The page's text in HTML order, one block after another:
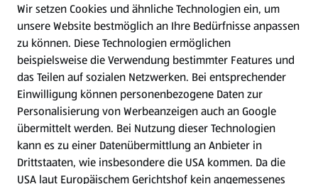
WhatsApp
Gewinnspiele
Mein HOFER. Meine Einkäufe.
Meine Meinung. Mein HOFER.
Gutscheingroßbestellung
Wir setzen Cookies und ähnliche Technologien ein, um
unsere Website bestmöglich an Ihre Bedürfnisse anpassen
zu können. Diese Technologien ermöglichen
beispielsweise die Verwendung bestimmter Features und
das Teilen auf sozialen Netzwerken. Bei entsprechender
Einwilligung können personenbezogene Daten zur
Personalisierung von Werbeanzeigen auch an Google
übermittelt werden. Bei Nutzung dieser Technologien
kann es zu einer Datenübermittlung an Anbieter in
Drittstaaten, wie insbesondere die USA kommen. Da die
USA laut Europäischem Gerichtshof kein angemessenes